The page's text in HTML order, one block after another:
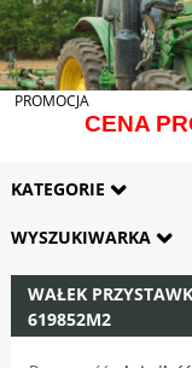
PROMOCJA
CENA
KATEGORIE
WYSZUKIWARKA
WAŁEK
619852M2